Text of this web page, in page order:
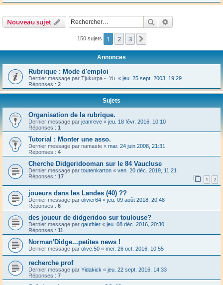
Nouveau sujet Rechercher
150 sujets 1 2 3
Annonces
Rubrique : Mode d'emploi
Dernier message par Tjukurpa - .Yu. « jeu. 25 sept. 2003, 19:29
Réponses : 2
Sujets
Organisation de la rubrique.
Dernier message par jeanreve « jeu. 18 févr. 2016, 10:10
Réponses : 1
Tutorial : Monter une asso.
Dernier message par namaste « mar. 24 juin 2008, 21:31
Réponses : 4
Cherche Didgeridooman sur le 84 Vaucluse
Dernier message par toutenkarton « ven. 20 déc. 2019, 11:21
Réponses : 17 1 2
joueurs dans les Landes (40) ??
Dernier message par olivier64 « jeu. 09 août 2018, 20:48
Réponses : 6
des joueur de didgeridoo sur toulouse?
Dernier message par gauthier « jeu. 08 déc. 2016, 20:30
Réponses : 11
Norman'Didge...petites news !
Dernier message par olive.50 « mer. 26 oct. 2016, 10:55
recherche prof
Dernier message par Yidakick « jeu. 22 sept. 2016, 14:33
Réponses : 7